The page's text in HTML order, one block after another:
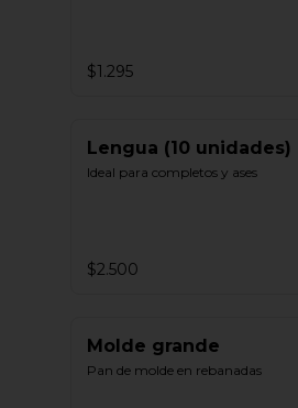
$1.295
Lengua (10 unidades)
Ideal para completos y ases
$2.500
Molde grande
Pan de molde en rebanadas